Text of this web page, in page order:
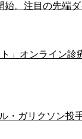
。注目の先端
」オンライン診
・ガリクソン投